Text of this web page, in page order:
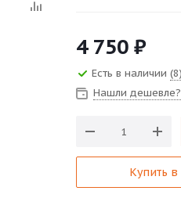
4 750 ₽
Есть в наличии (8)
Нашли дешевле?
Купить в